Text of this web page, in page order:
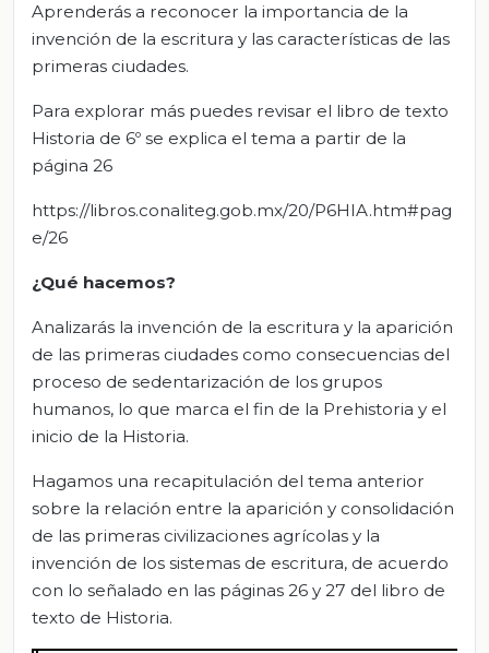
Aprenderás a reconocer la importancia de la
invención de la escritura y las características de las
primeras ciudades.
Para explorar más puedes revisar el libro de texto
Historia de 6º se explica el tema a partir de la
página 26
https://libros.conaliteg.gob.mx/20/P6HIA.htm#pag
e/26
¿Qué hacemos?
Analizarás la invención de la escritura y la aparición
de las primeras ciudades como consecuencias del
proceso de sedentarización de los grupos
humanos, lo que marca el fin de la Prehistoria y el
inicio de la Historia.
Hagamos una recapitulación del tema anterior
sobre la relación entre la aparición y consolidación
de las primeras civilizaciones agrícolas y la
invención de los sistemas de escritura, de acuerdo
con lo señalado en las páginas 26 y 27 del libro de
texto de Historia.